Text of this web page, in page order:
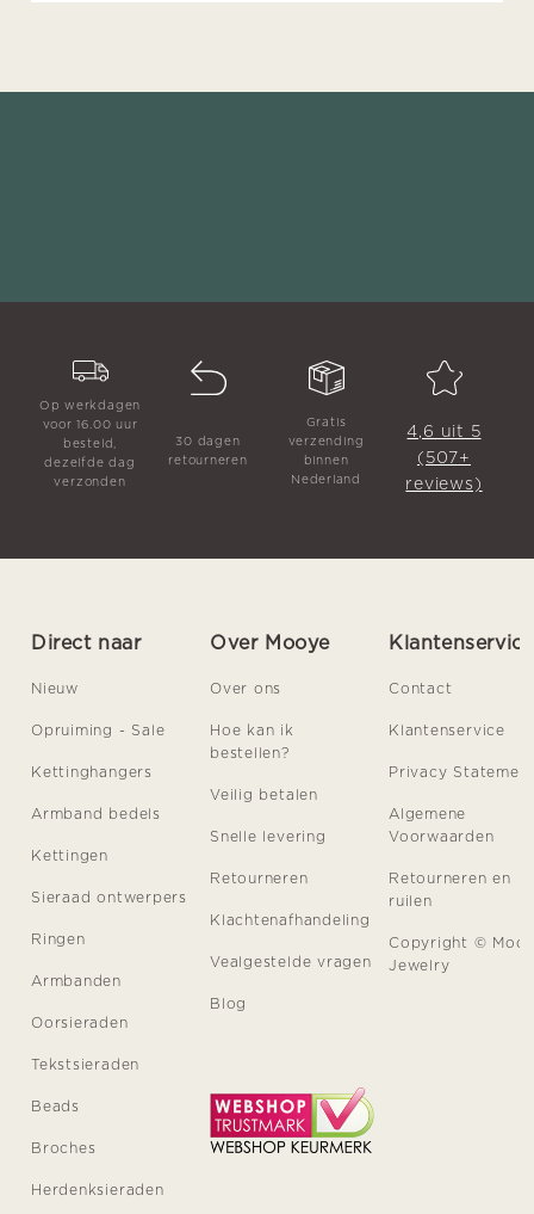
Op werkdagen
voor 16.00 uur
besteld,
dezelfde dag
verzonden
30 dagen
retourneren
Gratis
verzending
binnen
Nederland
4,6 uit 5
(507+
reviews)
Direct naar
Nieuw
Opruiming - Sale
Kettinghangers
Armband bedels
Kettingen
Sieraad ontwerpers
Ringen
Armbanden
Oorsieraden
Tekstsieraden
Beads
Broches
Herdenksieraden
Over Mooye
Over ons
Hoe kan ik
bestellen?
Veilig betalen
Snelle levering
Retourneren
Klachtenafhandeling
Vealgestelde vragen
Blog
Klantenservice
Contact
Klantenservice
Privacy
Algemene
Voorwaarden
Retourneren en
ruilen
Copyright ©
Jewelry